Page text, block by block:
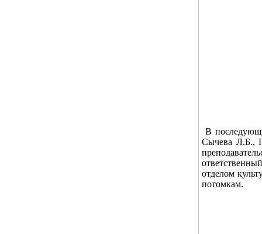
В
Сычева Л.Б.,
отделом
потомкам.